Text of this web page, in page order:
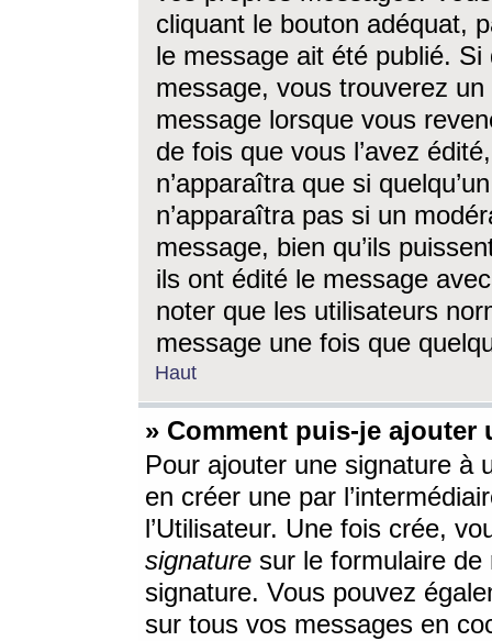
cliquant le bouton adéquat,
le message ait été publié. Si
message, vous trouverez
message lorsque vous
de fois que vous l’avez
n’apparaîtra que si
n’apparaîtra pas si un
message, bien qu’ils
ils ont édité le message
noter que les utilisateurs
message une fois que
Haut
» Comment puis-je ajouter
Pour ajouter une signature à
en créer une par
l’Utilisateur. Une fois crée,
signature sur le formulaire de
signature. Vous pouvez
sur tous vos messages en